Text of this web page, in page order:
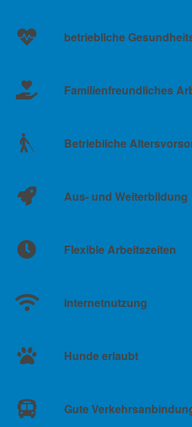
betriebliche
Familienfreundliches
Betriebliche
Aus- und Weiterbildung
Flexible Arbeitszeiten
Internetnutzung
Hunde erlaubt
Gute